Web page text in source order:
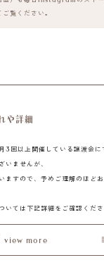
覧ください。
や詳細
3回以上開催している譲渡会に
いませんが、
ますので、予めご理解のほどお
いては下記詳細をご確認くださ
view more